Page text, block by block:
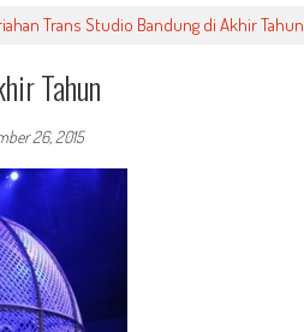
Trans Studio Bandung di Akhir Tahun
Tahun
26, 2015